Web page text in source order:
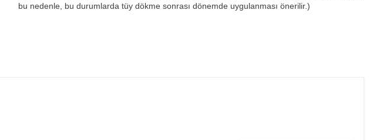
bu nedenle, bu durumlarda tüy dökme sonrası dönemde uygulanması önerilir.)